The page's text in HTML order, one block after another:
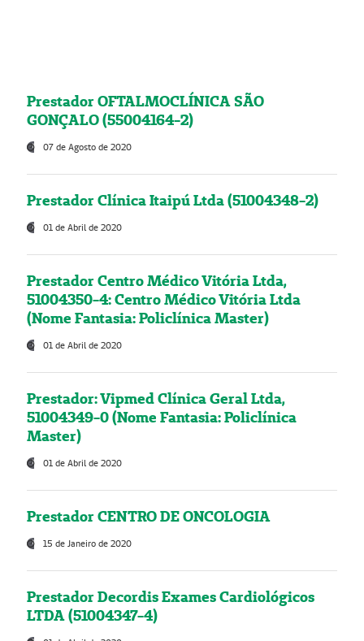
Prestador OFTALMOCLÍNICA SÃO
GONÇALO (55004164-2)
07 de Agosto de 2020
Prestador Clínica Itaipú Ltda (51004348-2)
01 de Abril de 2020
Prestador Centro Médico Vitória Ltda,
51004350-4: Centro Médico Vitória Ltda
(Nome Fantasia: Policlínica Master)
01 de Abril de 2020
Prestador: Vipmed Clínica Geral Ltda,
51004349-0 (Nome Fantasia: Policlínica
Master)
01 de Abril de 2020
Prestador CENTRO DE ONCOLOGIA
15 de Janeiro de 2020
Prestador Decordis Exames Cardiológicos
LTDA (51004347-4)